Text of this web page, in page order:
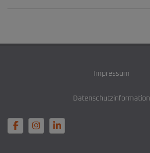
Impressum
Datenschutzinformation